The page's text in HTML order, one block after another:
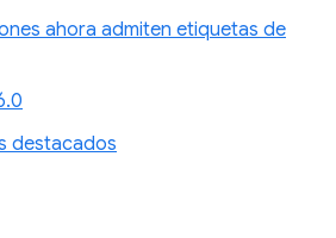
ahora admiten etiquetas de
destacados